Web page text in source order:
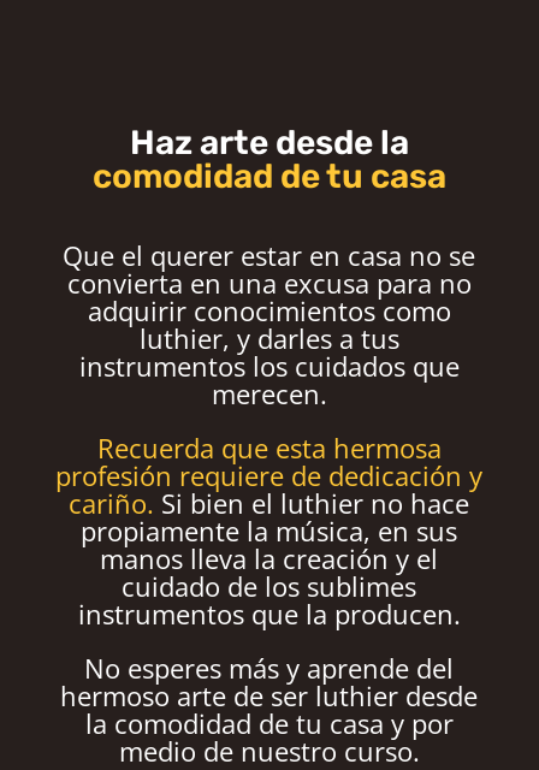
Haz arte desde la
comodidad de tu casa
Que el querer estar en casa no se
convierta en una excusa para no
adquirir conocimientos como
luthier, y darles a tus
instrumentos los cuidados que
merecen.
Recuerda que esta hermosa
profesión requiere de dedicación y
cariño. Si bien el luthier no hace
propiamente la música, en sus
manos lleva la creación y el
cuidado de los sublimes
instrumentos que la producen.
No esperes más y aprende del
hermoso arte de ser luthier desde
la comodidad de tu casa y por
medio de nuestro curso.